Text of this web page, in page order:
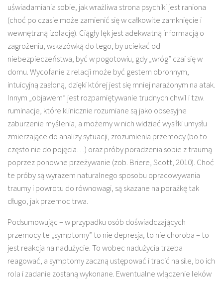
uświadamiania sobie, jak wrażliwa strona psychiki jest raniona
(choć po czasie może zamienić się w całkowite zamknięcie i
wewnętrzną izolację). Ciągły lęk jest adekwatną informacją o
zagrożeniu, wskazówką do tego, by uciekać od
niebezpieczeństwa, być w pogotowiu, gdy „wróg” czai się w
domu. Wycofanie z relacji może być gestem obronnym,
intuicyjną zasłoną, dzięki której jest się mniej narażonym na atak.
Innym „objawem” jest rozpamiętywanie trudnych chwil i tzw.
ruminacje, które klinicznie rozumiane są jako obsesyjne
zaburzenie myślenia, a możemy w nich widzieć wysiłki umysłu
zmierzające do analizy sytuacji, zrozumienia przemocy (bo to
często nie do pojęcia…) oraz próby poradzenia sobie z traumą
poprzez ponowne przeżywanie (zob. Briere, Scott, 2010). Choć
te próby są wyrazem naturalnego sposobu opracowywania
traumy i powrotu do równowagi, są skazane na porażkę tak
długo, jak przemoc trwa.
Podsumowując – w przypadku osób doświadczających
przemocy te „symptomy” to nie depresja, to nie choroba – to
jest reakcja na nadużycie. To wobec nadużycia trzeba
reagować, a symptomy zaczną ustępować i tracić na sile, bo ich
rola i zadanie zostaną wykonane. Ewentualne włączenie leków